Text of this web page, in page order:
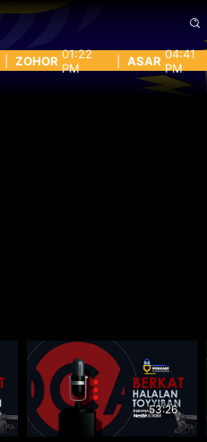
ZOHOR 01:22
PM
ASAR 04:41
PM
53:26